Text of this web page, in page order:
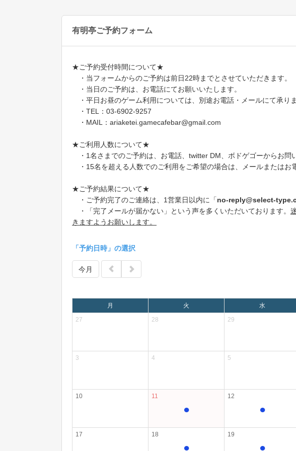
有明亭ご予約フォーム
★ご予約受付時間について★
・当フォームからのご予約は前日22時までとさせていただきます。
・当日のご予約は、お電話にてお願いいたします。
・平日お昼のゲーム利用については、別途お電話・メールにて承り
・TEL：03-6902-9257
・MAIL：ariaketei.gamecafebar@gmail.com
★ご利用人数について★
・1名さまでのご予約は、お電話、twitter DM、ボドゲゴーからお問
・15名を超える人数でのご利用をご希望の場合は、メールまたはお
★ご予約結果について★
・ご予約完了のご連絡は、1営業日以内に「no-reply@select-
・「完了メールが届かない」という声を多くいただいております。
きますようお願いします。
「予約日時」の選択
今月
月 火 水
27
28 29
3 4 5
10 11
●
12
●
17 18
●
19
●